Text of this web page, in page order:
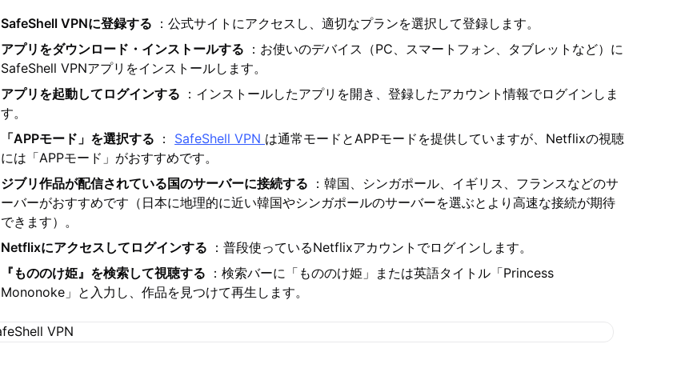
SafeShell VPNに登録する
：公式サイトにアクセスし、適切なプランを選択して登録します。
アプリをダウンロード・インストールする
：お使いのデバイス（PC、スマートフォン、タブレットなど）に
SafeShell VPNアプリをインストールします。
アプリを起動してログインする
：インストールしたアプリを開き、登録したアカウント情報でログインしま
す。
「APPモード」を選択する
： SafeShell VPN は通常モードとAPPモードを提供していますが、Netflixの視聴
には「APPモード」がおすすめです。
ジブリ作品が配信されている国のサーバーに接続する
：韓国、シンガポール、イギリス、フランスなどのサ
ーバーがおすすめです（日本に地理的に近い韓国やシンガポールのサーバーを選ぶとより高速な接続が期待
できます）。
Netflixにアクセスしてログインする
：普段使っているNetflixアカウントでログインします。
『もののけ姫』を検索して視聴する
：検索バーに「もののけ姫」または英語タイトル「Princess
Mononoke」と入力し、作品を見つけて再生します。